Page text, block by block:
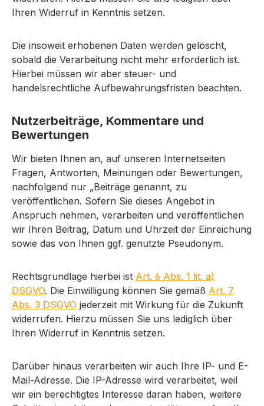
Ihren Widerruf in Kenntnis setzen.
Die insoweit erhobenen Daten werden gelöscht,
sobald die Verarbeitung nicht mehr erforderlich ist.
Hierbei müssen wir aber steuer- und
handelsrechtliche Aufbewahrungsfristen beachten.
Nutzerbeiträge, Kommentare und
Bewertungen
Wir bieten Ihnen an, auf unseren Internetseiten
Fragen, Antworten, Meinungen oder Bewertungen,
nachfolgend nur „Beiträge genannt, zu
veröffentlichen. Sofern Sie dieses Angebot in
Anspruch nehmen, verarbeiten und veröffentlichen
wir Ihren Beitrag, Datum und Uhrzeit der Einreichung
sowie das von Ihnen ggf. genutzte Pseudonym.
Rechtsgrundlage hierbei ist Art. 6 Abs. 1 lit. a)
DSGVO. Die Einwilligung können Sie gemäß Art. 7
Abs. 3 DSGVO jederzeit mit Wirkung für die Zukunft
widerrufen. Hierzu müssen Sie uns lediglich über
Ihren Widerruf in Kenntnis setzen.
Darüber hinaus verarbeiten wir auch Ihre IP- und E-
Mail-Adresse. Die IP-Adresse wird verarbeitet, weil
wir ein berechtigtes Interesse daran haben, weitere